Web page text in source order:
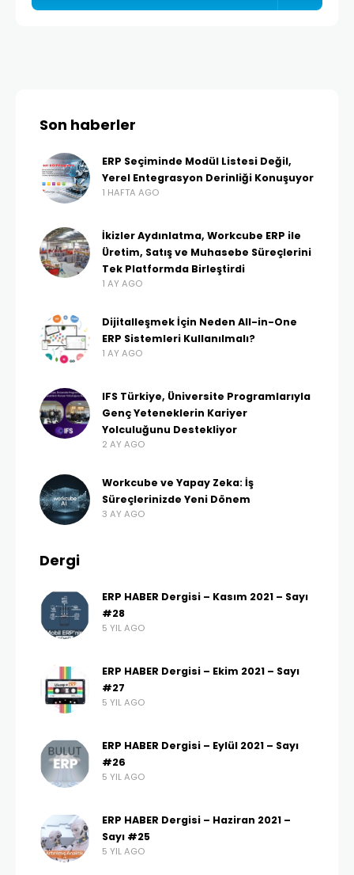
Son haberler
ERP Seçiminde Modül Listesi Değil,
Yerel Entegrasyon Derinliği Konuşuyor
1 HAFTA AGO
İkizler Aydınlatma, Workcube ERP ile
Üretim, Satış ve Muhasebe Süreçlerini
Tek Platformda Birleştirdi
1 AY AGO
Dijitalleşmek İçin Neden All-in-One
ERP Sistemleri Kullanılmalı?
1 AY AGO
IFS Türkiye, Üniversite Programlarıyla
Genç Yeteneklerin Kariyer
Yolculuğunu Destekliyor
2 AY AGO
Workcube ve Yapay Zeka: İş
Süreçlerinizde Yeni Dönem
3 AY AGO
Dergi
ERP HABER Dergisi – Kasım 2021 – Sayı
#28
5 YIL AGO
ERP HABER Dergisi – Ekim 2021 – Sayı
#27
5 YIL AGO
ERP HABER Dergisi – Eylül 2021 – Sayı
#26
5 YIL AGO
ERP HABER Dergisi – Haziran 2021 –
Sayı #25
5 YIL AGO